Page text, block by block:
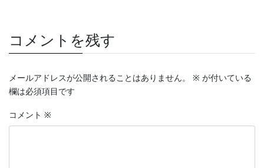
コメントを残す
メールアドレスが公開されることはありません。 ※ が付いている
欄は必須項目です
コメント ※